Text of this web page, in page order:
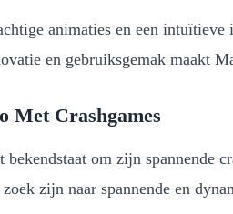
animaties en een
en gebruiksgemak maakt
Met Crashgames
om zijn spannende
zijn naar spannende en